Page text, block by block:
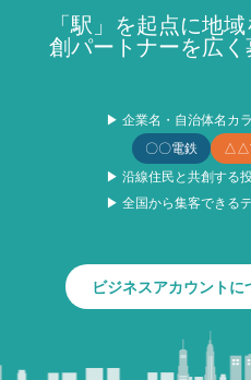
「駅」を起点に地
創パートナーを広く
▶ 企業名・自治体名カ
〇〇電鉄
△△
▶ 沿線住民と共創する
▶ 全国から集客できる
ビジネスアカウント